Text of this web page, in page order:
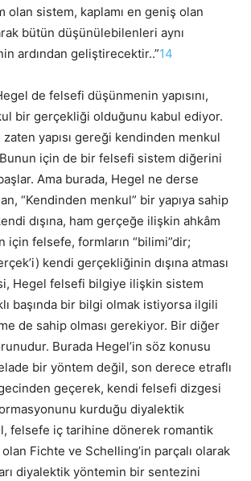
olan sistem, kaplamı en geniş olan
bütün düşünülebilenleri aynı
ardından geliştirecektir..”14
de felsefi düşünmenin yapısını,
bir gerçekliği olduğunu kabul ediyor.
yapısı gereği kendinden menkul
için de bir felsefi sistem diğerini
Ama burada, Hegel ne derse
“Kendinden menkul” bir yapıya sahip
dışına, ham gerçeğe ilişkin ahkâm
için felsefe, formların “bilimi”dir;
kendi gerçekliğinin dışına atması
Hegel felsefi bilgiye ilişkin sistem
başında bir bilgi olmak istiyorsa ilgili
de sahip olması gerekiyor. Bir diğer
Burada Hegel’in söz konusu
bir yöntem değil, son derece etraflı
geçerek, kendi felsefi dizgesi
kurduğu diyalektik
felsefe iç tarihine dönerek romantik
Fichte ve Schelling’in parçalı olarak
diyalektik yöntemin bir sentezini